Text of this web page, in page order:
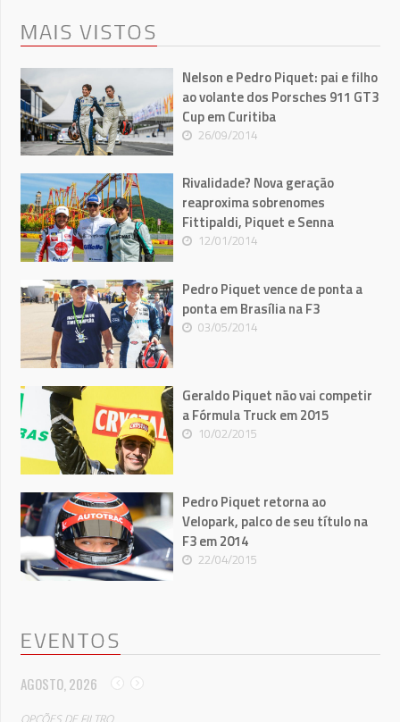
MAIS VISTOS
Nelson e Pedro Piquet: pai e filho
ao volante dos Porsches 911 GT3
Cup em Curitiba
26/09/2014
Rivalidade? Nova geração
reaproxima sobrenomes
Fittipaldi, Piquet e Senna
12/01/2014
Pedro Piquet vence de ponta a
ponta em Brasília na F3
03/05/2014
Geraldo Piquet não vai competir
a Fórmula Truck em 2015
10/02/2015
Pedro Piquet retorna ao
Velopark, palco de seu título na
F3 em 2014
22/04/2015
EVENTOS
AGOSTO, 2026
OPÇÕES DE FILTRO